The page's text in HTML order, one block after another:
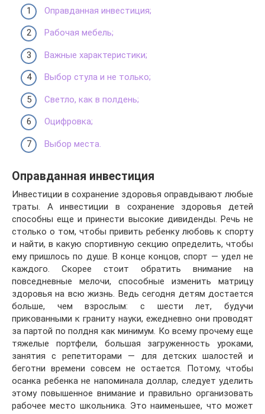
Оправданная инвестиция;
Рабочая мебель;
Важные характеристики;
Выбор стула и не только;
Светло, как в полдень;
Оцифровка;
Выбор места.
Оправданная инвестиция
Инвестиции в сохранение здоровья оправдывают любые
траты. А инвестиции в сохранение здоровья детей
способны еще и принести высокие дивиденды. Речь не
столько о том, чтобы привить ребенку любовь к спорту
и найти, в какую спортивную секцию определить, чтобы
ему пришлось по душе. В конце концов, спорт — удел не
каждого. Скорее стоит обратить внимание на
повседневные мелочи, способные изменить матрицу
здоровья на всю жизнь. Ведь сегодня детям достается
больше, чем взрослым: с шести лет, будучи
прикованными к граниту науки, ежедневно они проводят
за партой по полдня как минимум. Ко всему прочему еще
тяжелые портфели, большая загруженность уроками,
занятия с репетиторами — для детских шалостей и
беготни времени совсем не остается. Потому, чтобы
осанка ребенка не напоминала доллар, следует уделить
этому повышенное внимание и правильно организовать
рабочее место школьника. Это наименьшее, что может